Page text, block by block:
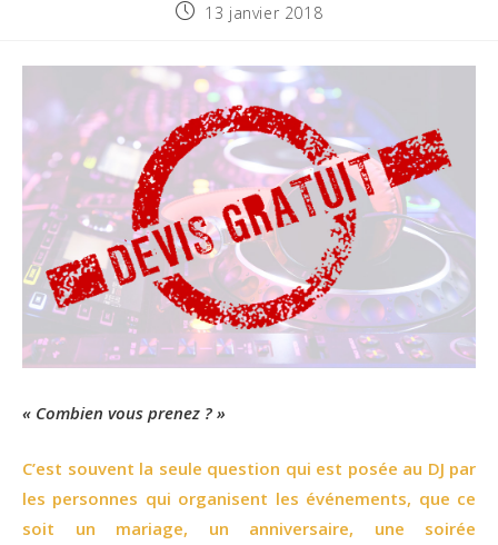
13 janvier 2018
« Combien vous prenez ? »
C’est souvent la seule question qui est posée au DJ par
les personnes qui organisent les événements, que ce
soit un mariage, un anniversaire, une soirée